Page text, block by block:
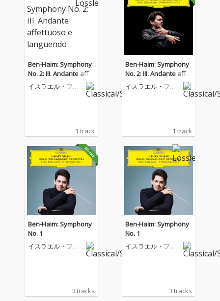
Ben-Haim: Symphony
No. 2: III. Andante affet
tuoso e languendo
イスラエル・フィ
1 track
Ben-Haim: Symphony
No. 2: III. Andante affet
tuoso e languendo
イスラエル・フィ
1 track
Ben-Haim: Symphony
No. 1
イスラエル・フィ
3 tracks
Ben-Haim: Symphony
No. 1
イスラエル・フィ
3 tracks